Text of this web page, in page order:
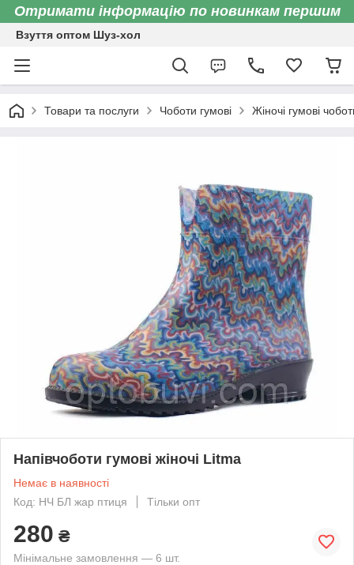
Отримати інформацію по новинкам першим
Взуття оптом Шуз-хол
Товари та послуги Чоботи гумові Жіночі гумові
Напівчоботи гумові жіночі Litma
Немає в наявності
Код: НЧ БЛ жар птиця
Тільки опт
280 ₴
Мінімальне замовлення — 6 шт.